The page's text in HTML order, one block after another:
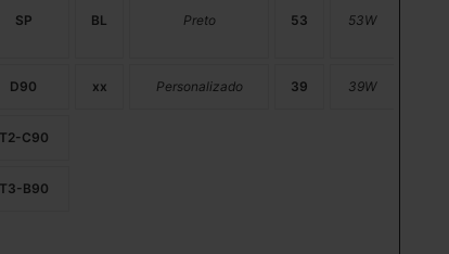
SP BL Preto 53 53W
D90 xx Personalizado 39 39W
T2-C90
T3-B90